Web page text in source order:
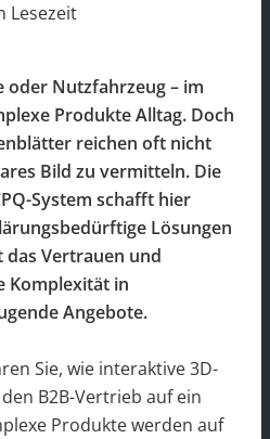
Lesezeit
oder Nutzfahrzeug – im
Produkte Alltag. Doch
reichen oft nicht
Bild zu vermitteln. Die
System schafft hier
Lösungen
Vertrauen und
Komplexität in
Angebote.
Sie, wie interaktive 3D-
B2B-Vertrieb auf ein
Produkte werden auf